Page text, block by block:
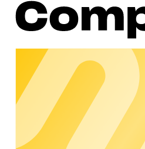
Im Rahmen der Kooperation
interessierten Kunden attraktive
Einstieg.
Über VLINK
Die Vattenfall Smarter Living
des schwedischen
White-Label-Plattform VLINK
umfangreiche digitale und
Stadtwerke sowie
Photovoltaik, Batteriespeicher
Ladelösungen für